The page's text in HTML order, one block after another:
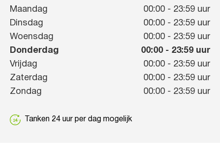
Maandag 00:00 - 23:59 uur
Dinsdag
00:00 - 23:59 uur
Woensdag
00:00 - 23:59 uur
Donderdag
00:00 - 23:59 uur
Vrijdag
00:00 - 23:59 uur
Zaterdag
00:00 - 23:59 uur
Zondag
00:00 - 23:59 uur
Tanken 24 uur per dag mogelijk